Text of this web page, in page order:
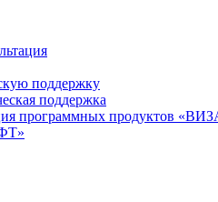
поддержку
поддержка
программных продуктов